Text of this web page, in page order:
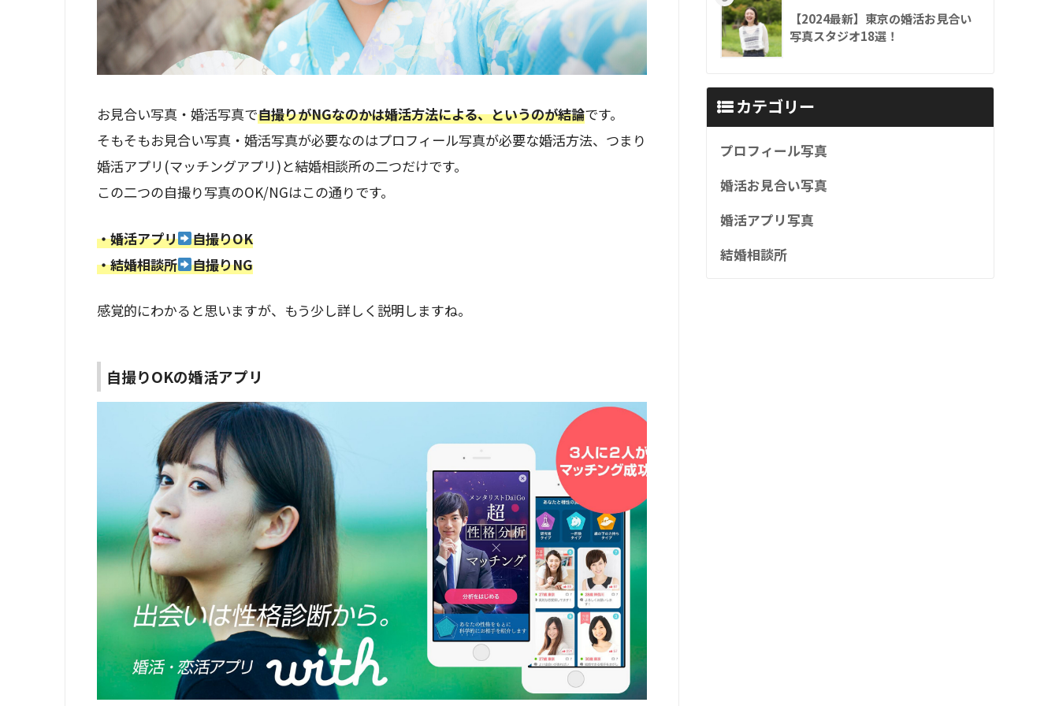
お見合い写真・婚活写真で自撮りがNGなのかは婚活方法による、というのが結論です。
そもそもお見合い写真・婚活写真が必要なのはプロフィール写真が必要な婚活方法、つまり
婚活アプリ(マッチングアプリ)と結婚相談所の二つだけです。
この二つの自撮り写真のOK/NGはこの通りです。
・婚活アプリ
自撮りOK
・結婚相談所
自撮りNG
感覚的にわかると思いますが、もう少し詳しく説明しますね。
自撮りOKの婚活アプリ
【2024最新】東京の婚活お見合い
写真スタジオ18選！
カテゴリー
プロフィール写真
婚活お見合い写真
婚活アプリ写真
結婚相談所